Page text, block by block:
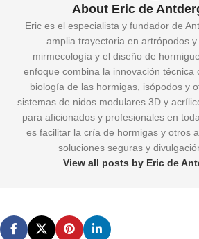
About Eric de
Eric es el especialista y fundador de
amplia trayectoria en artrópodos
mirmecología y el diseño de
enfoque combina la innovación técnica
biología de las hormigas, isópodos y
sistemas de nidos modulares 3D y
para aficionados y profesionales en
es facilitar la cría de hormigas y otros
soluciones seguras y
View all posts by Eric de